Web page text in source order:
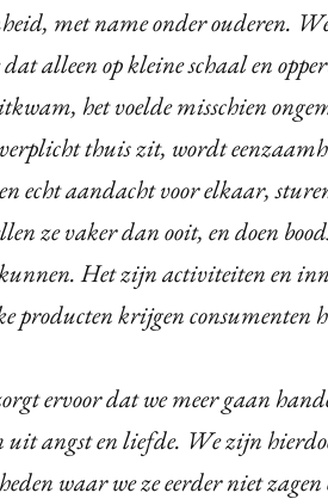
met name onder ouderen.
dat alleen op kleine schaal en
het voelde misschien
thuis zit, wordt
echt aandacht voor elkaar,
ze vaker dan ooit, en doen
Het zijn activiteiten en
producten krijgen consumenten
ervoor dat we meer gaan
uit angst en liefde. We zijn
waar we ze eerder niet